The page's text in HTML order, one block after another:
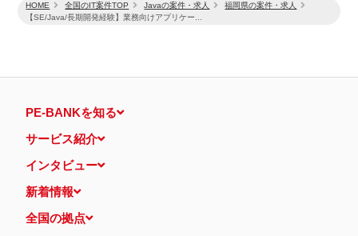
HOME 全国のIT案件TOP Javaの案件・求人
福岡県の案件・求人
【SE/Java/長期開発経験】業務向けアプリケー...
PE-BANKを知る
サービス紹介
インタビュー
新着情報
全国の拠点